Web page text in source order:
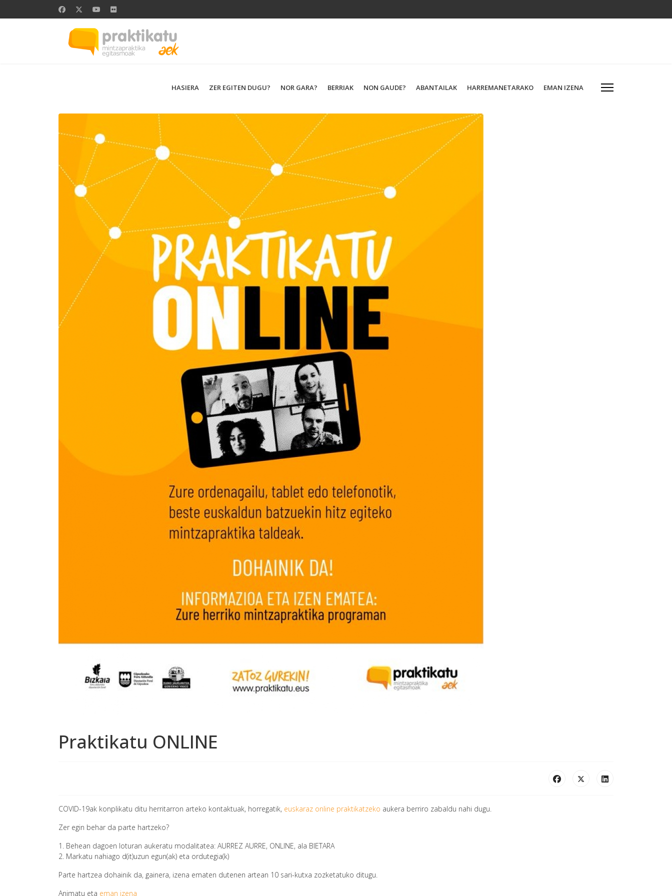
HASIERA ZER EGITEN DUGU? NOR GARA? BERRIAK NON GAUDE? ABANTAILAK HARREMANETARAKO EMAN IZENA
Praktikatu ONLINE
COVID-19ak konplikatu ditu herritarron arteko kontaktuak, horregatik, euskaraz online praktikatzeko aukera berriro zabaldu nahi dugu.
Zer egin behar da parte hartzeko?
1. Behean dagoen loturan aukeratu modalitatea: AURREZ AURRE, ONLINE, ala BIETARA
2. Markatu nahiago d(it)uzun egun(ak) eta ordutegia(k)
Parte hartzea dohainik da, gainera, izena ematen dutenen artean 10 sari-kutxa zozketatuko ditugu.
Animatu eta eman izena